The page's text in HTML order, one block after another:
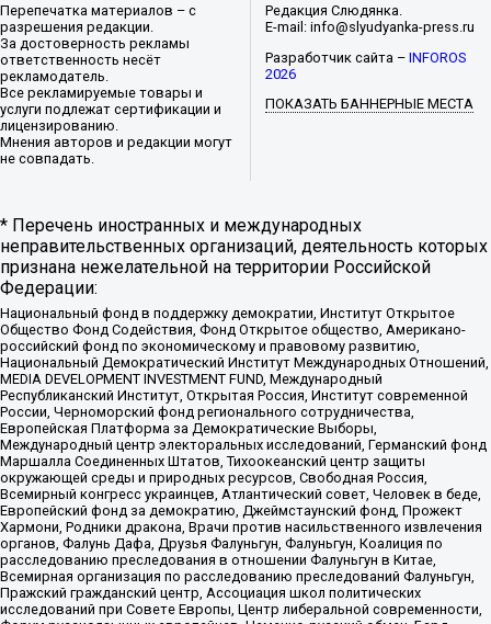
Перепечатка материалов – с
разрешения редакции.
За достоверность рекламы
ответственность несёт
рекламодатель.
Все рекламируемые товары и
услуги подлежат сертификации и
лицензированию.
Мнения авторов и редакции могут
не совпадать.
Редакция Слюдянка.
E-mail: info@slyudyanka-press.ru
Разработчик сайта –INFOROS
2026
ПОКАЗАТЬ БАННЕРНЫЕ МЕСТА
* Перечень иностранных и международных
неправительственных организаций, деятельность которых
признана нежелательной на территории Российской
Федерации:
Национальный фонд в поддержку демократии, Институт Открытое
Общество Фонд Содействия, Фонд Открытое общество, Американо-
российский фонд по экономическому и правовому развитию,
Национальный Демократический Институт Международных Отношений,
MEDIA DEVELOPMENT INVESTMENT FUND, Международный
Республиканский Институт, Открытая Россия, Институт современной
России, Черноморский фонд регионального сотрудничества,
Европейская Платформа за Демократические Выборы,
Международный центр электоральных исследований, Германский фонд
Маршалла Соединенных Штатов, Тихоокеанский центр защиты
окружающей среды и природных ресурсов, Свободная Россия,
Всемирный конгресс украинцев, Атлантический совет, Человек в беде,
Европейский фонд за демократию, Джеймстаунский фонд, Прожект
Хармони, Родники дракона, Врачи против насильственного извлечения
органов, Фалунь Дафа, Друзья Фалуньгун, Фалуньгун, Коалиция по
расследованию преследования в отношении Фалуньгун в Китае,
Всемирная организация по расследованию преследований Фалуньгун,
Пражский гражданский центр, Ассоциация школ политических
исследований при Совете Европы, Центр либеральной современности,